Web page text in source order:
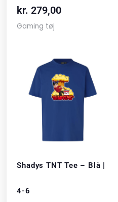
kr. 279,00
Gaming tøj
Shadys TNT Tee – Blå |
4-6